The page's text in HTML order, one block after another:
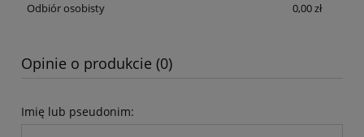
Odbiór osobisty 0,00 zł
Opinie o produkcie (0)
Imię lub pseudonim: